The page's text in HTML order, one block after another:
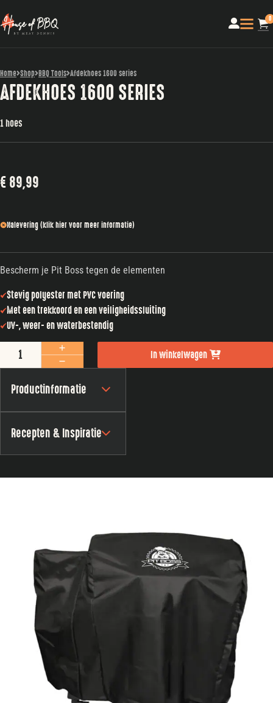
0
Home Shop BBQ Tools Afdekhoes 1600 series
AFDEKHOES 1600 SERIES
1 hoes
€ 89,99
Nalevering (klik hier voor meer informatie)
Bescherm je Pit Boss tegen de elementen
Stevig polyester met PVC voering
Met een trekkoord en een veiligheidssluiting
UV-, weer- en waterbestendig
Afdekhoes 1600 series aantal In winkelwagen
Productinformatie
Recepten & Inspiratie